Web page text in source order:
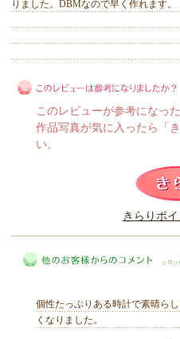
りました。DBMなので早く作れます。
このレビューは参考になりまし
このレビューが参考になっ
作品写真が気に入ったら「
い。
きらりポ
個性たっぷりある時計で素晴ら
くなりました。